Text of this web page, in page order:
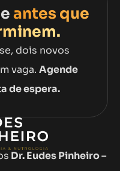
antes que
dois novos
vaga. Agende
de espera.
Dr. Eudes Pinheiro –